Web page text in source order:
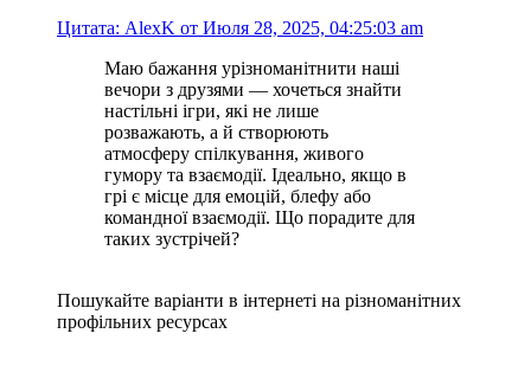
Цитата: AlexK от Июля 28, 2025, 04:25:03 am
Маю бажання урізноманітнити наші
вечори з друзями — хочеться знайти
настільні ігри, які не лише
розважають, а й створюють
атмосферу спілкування, живого
гумору та взаємодії. Ідеально, якщо в
грі є місце для емоцій, блефу або
командної взаємодії. Що порадите для
таких зустрічей?
Пошукайте варіанти в інтернеті на різноманітних
профільних ресурсах